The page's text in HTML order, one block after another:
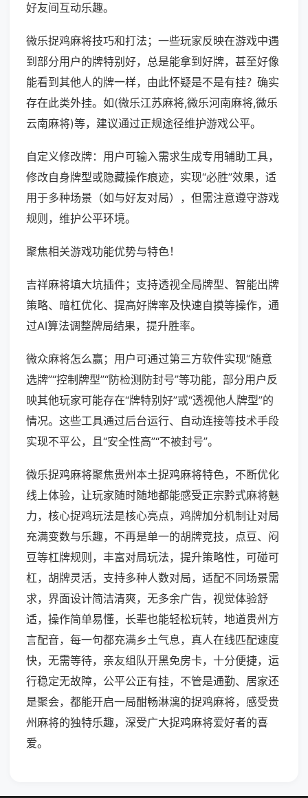
好友间互动乐趣。
微乐捉鸡麻将技巧和打法；一些玩家反映在游戏中遇
到部分用户的牌特别好，总是能拿到好牌，甚至好像
能看到其他人的牌一样，由此怀疑是不是有挂？确实
存在此类外挂。如(微乐江苏麻将,微乐河南麻将,微乐
云南麻将)等，建议通过正规途径维护游戏公平。
自定义修改牌：用户可输入需求生成专用辅助工具，
修改自身牌型或隐藏操作痕迹，实现“必胜”效果，适
用于多种场景（如与好友对局），但需注意遵守游戏
规则，维护公平环境。
聚焦相关游戏功能优势与特色！
吉祥麻将填大坑插件；支持透视全局牌型、智能出牌
策略、暗杠优化、提高好牌率及快速自摸等操作，通
过AI算法调整牌局结果，提升胜率。
微众麻将怎么赢；用户可通过第三方软件实现“随意
选牌”“控制牌型”“防检测防封号”等功能，部分用户反
映其他玩家可能存在“牌特别好”或“透视他人牌型”的
情况。这些工具通过后台运行、自动连接等技术手段
实现不平公，且“安全性高”“不被封号”。
微乐捉鸡麻将聚焦贵州本土捉鸡麻将特色，不断优化
线上体验，让玩家随时随地都能感受正宗黔式麻将魅
力，核心捉鸡玩法是核心亮点，鸡牌加分机制让对局
充满变数与乐趣，不再是单一的胡牌竞技，点豆、闷
豆等杠牌规则，丰富对局玩法，提升策略性，可碰可
杠，胡牌灵活，支持多种人数对局，适配不同场景需
求，界面设计简洁清爽，无多余广告，视觉体验舒
适，操作简单易懂，长辈也能轻松玩转，地道贵州方
言配音，每一句都充满乡土气息，真人在线匹配速度
快，无需等待，亲友组队开黑免房卡，十分便捷，运
行稳定无故障，公平公正有挂，不管是通勤、居家还
是聚会，都能开启一局酣畅淋漓的捉鸡麻将，感受贵
州麻将的独特乐趣，深受广大捉鸡麻将爱好者的喜
爱。